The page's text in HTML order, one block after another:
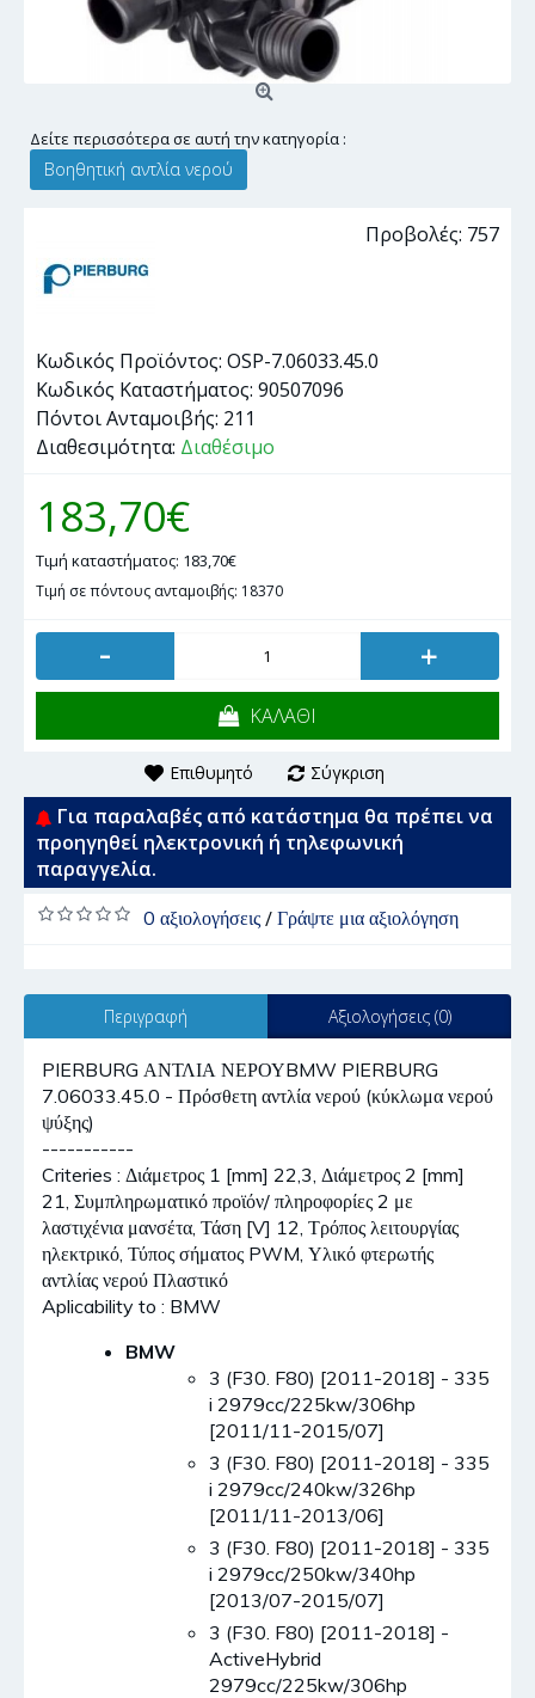
Δείτε περισσότερα σε αυτή την κατηγορία :
Βοηθητική αντλία νερού
Προβολές: 757
Κωδικός Προϊόντος: OSP-7.06033.45.0
Κωδικός Καταστήματος: 90507096
Πόντοι Ανταμοιβής: 211
Διαθεσιμότητα: Διαθέσιμο
183,70€
Τιμή καταστήματος: 183,70€
Τιμή σε πόντους ανταμοιβής: 18370
- +
ΚΑΛΑΘΙ
Επιθυμητό Σύγκριση
Για παραλαβές από κατάστημα θα πρέπει να
προηγηθεί ηλεκτρονική ή τηλεφωνική
παραγγελία.
0 αξιολογήσεις/ Γράψτε μια αξιολόγηση
Περιγραφή Αξιολογήσεις (0)
PIERBURG ΑΝΤΛΙΑ ΝΕΡΟΥBMW PIERBURG
7.06033.45.0 - Πρόσθετη αντλία νερού (κύκλωμα νερού
ψύξης)
-----------
Criteries : Διάμετρος 1 [mm] 22,3, Διάμετρος 2 [mm]
21, Συμπληρωματικό προϊόν/ πληροφορίες 2 με
λαστιχένια μανσέτα, Τάση [V] 12, Τρόπος λειτουργίας
ηλεκτρικό, Τύπος σήματος PWM, Υλικό φτερωτής
αντλίας νερού Πλαστικό
Aplicability to : BMW
BMW
3 (F30. F80) [2011-2018] - 335
i 2979cc/225kw/306hp
[2011/11-2015/07]
3 (F30. F80) [2011-2018] - 335
i 2979cc/240kw/326hp
[2011/11-2013/06]
3 (F30. F80) [2011-2018] - 335
i 2979cc/250kw/340hp
[2013/07-2015/07]
3 (F30. F80) [2011-2018] -
ActiveHybrid
2979cc/225kw/306hp